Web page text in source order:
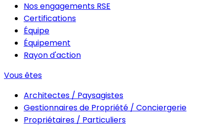
Nos engagements RSE
Certifications
Équipe
Équipement
Rayon d'action
Vous êtes
Architectes / Paysagistes
Gestionnaires de Propriété / Conciergerie
Propriétaires / Particuliers